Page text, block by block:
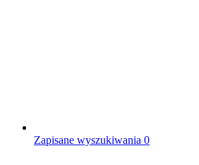
Zapisane wyszukiwania 0